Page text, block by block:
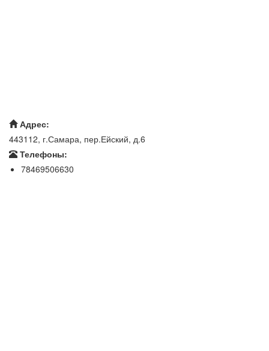
Адрес:
443112, г.Самара, пер.Ейский, д.6
Телефоны:
78469506630